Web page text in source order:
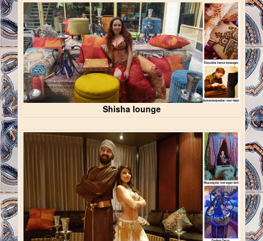
Shisha lounge